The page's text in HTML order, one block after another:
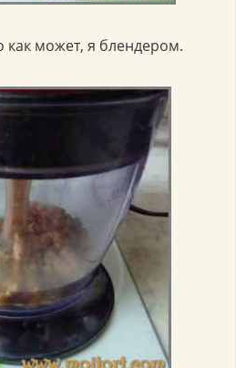
как может, я блендером.